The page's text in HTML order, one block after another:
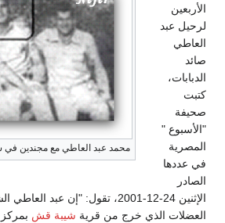
محمد عبد العاطي مع مجندين في
الأربعين
لرحيل عبد
العاطي
صائد
الدبابات،
كتبت
صحيفة
"الأسبوع "
المصرية
في عددها
الصادر
الإثنين 24-12-2001، تقول: "إن عبد
العضلات الذي خرج من قرية شيبة قش بمركز